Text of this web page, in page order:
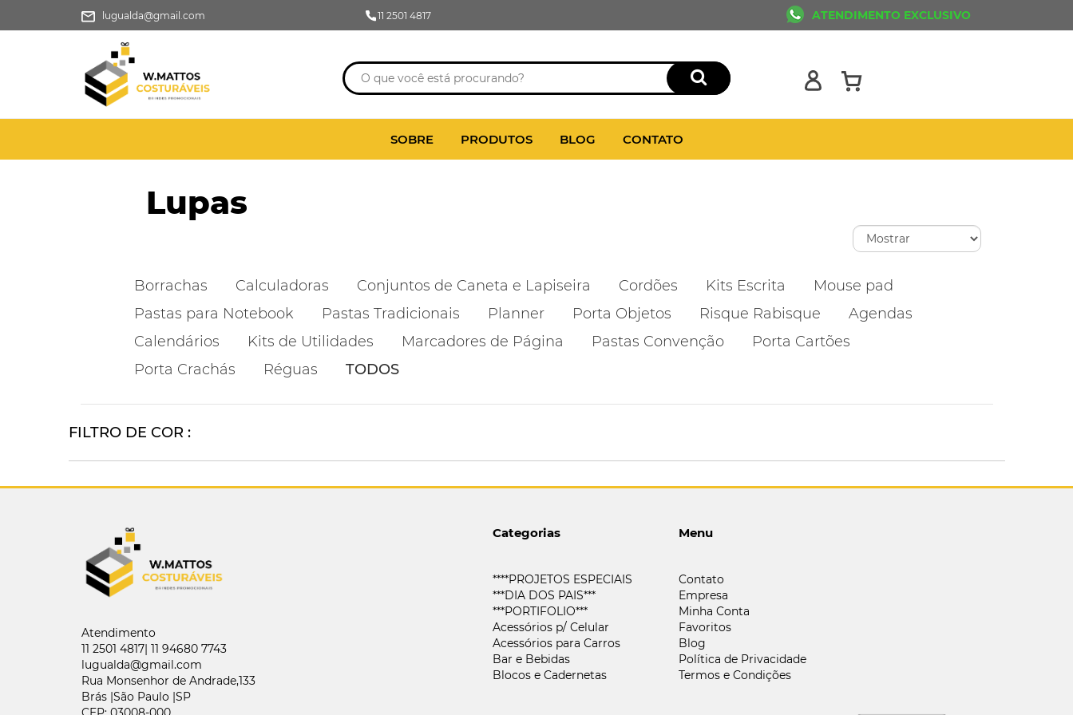
lugualda@gmail.com 11 2501 4817 ATENDIMENTO EXCLUSIVO
SOBRE PRODUTOS BLOG CONTATO
Lupas
Borrachas Calculadoras Conjuntos de Caneta e Lapiseira Cordões Kits Escrita
Mouse pad
Pastas para Notebook
Pastas Tradicionais Planner Porta Objetos Risque Rabisque
Agendas
Calendários
Kits de Utilidades Marcadores de Página Pastas Convenção
Porta Cartões
Porta Crachás
Réguas TODOS
FILTRO DE COR :
Atendimento
11 2501 4817| 11 94680 7743
lugualda@gmail.com
Rua Monsenhor de Andrade,133
Brás |São Paulo |SP
Categorias
****PROJETOS ESPECIAIS
***DIA DOS PAIS***
***PORTIFOLIO***
Acessórios p/ Celular
Acessórios para Carros
Bar e Bebidas
Blocos e Cadernetas
Menu
Contato
Empresa
Minha Conta
Favoritos
Blog
Política de Privacidade
Termos e Condições